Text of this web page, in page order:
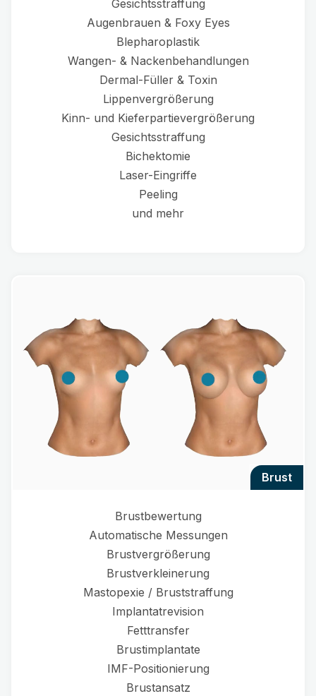
Gesichtsstraffung
Augenbrauen & Foxy Eyes
Blepharoplastik
Wangen- & Nackenbehandlungen
Dermal-Füller & Toxin
Lippenvergrößerung
Kinn- und Kieferpartievergrößerung
Gesichtsstraffung
Bichektomie
Laser-Eingriffe
Peeling
und mehr
brust
Brustbewertung
Automatische Messungen
Brustvergrößerung
Brustverkleinerung
Mastopexie / Bruststraffung
Implantatrevision
Fetttransfer
Brustimplantate
IMF-Positionierung
Brustansatz